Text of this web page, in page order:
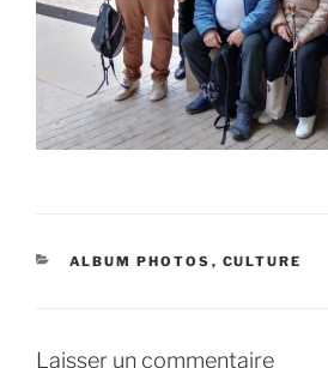
CATÉGORIES
ALBUM PHOTOS , CULTURE
Laisser un commentaire